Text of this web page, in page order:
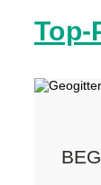
Top-